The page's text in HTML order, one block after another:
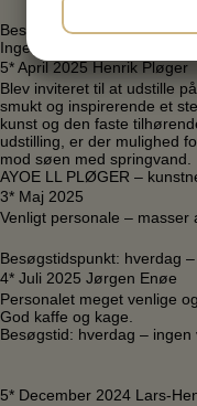
Besøgstidspunkt – Hverdag
Ingen ventetid
5* April 2025 Henrik Pløger
Blev inviteret til at udstille
smukt og inspirerende et
kunst og den faste
udstilling, er der mulighed
mod søen med springvand.
AYOE LL PLØGER –
3* Maj 2025
Venligt personale – masser
Besøgstidspunkt: hverdag
4* Juli 2025 Jørgen Enøe
Personalet meget venlige
God kaffe og kage.
Besøgstid: hverdag – ingen
5* December 2024 Lars-
MARKETING